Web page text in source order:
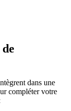
dans une
compléter votre